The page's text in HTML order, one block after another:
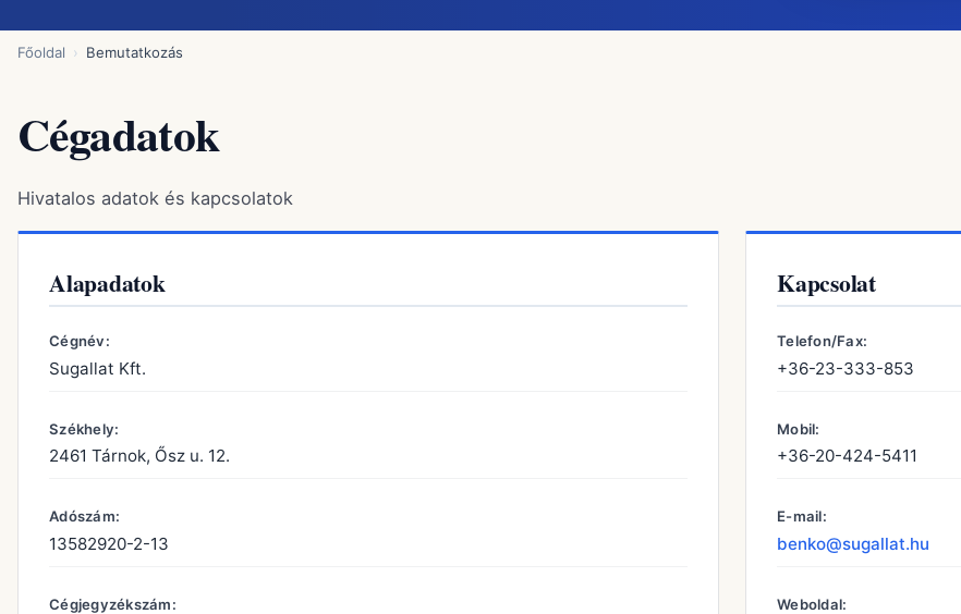
Főoldal Bemutatkozás
Cégadatok
Hivatalos adatok és kapcsolatok
Alapadatok
Cégnév:
Sugallat Kft.
Székhely:
2461 Tárnok, Ősz u. 12.
Adószám:
13582920-2-13
Cégjegyzékszám:
Kapcsolat
Telefon/Fax:
+36-23-333-853
Mobil:
+36-20-424-5411
E-mail:
benko@sugallat.hu
Weboldal: